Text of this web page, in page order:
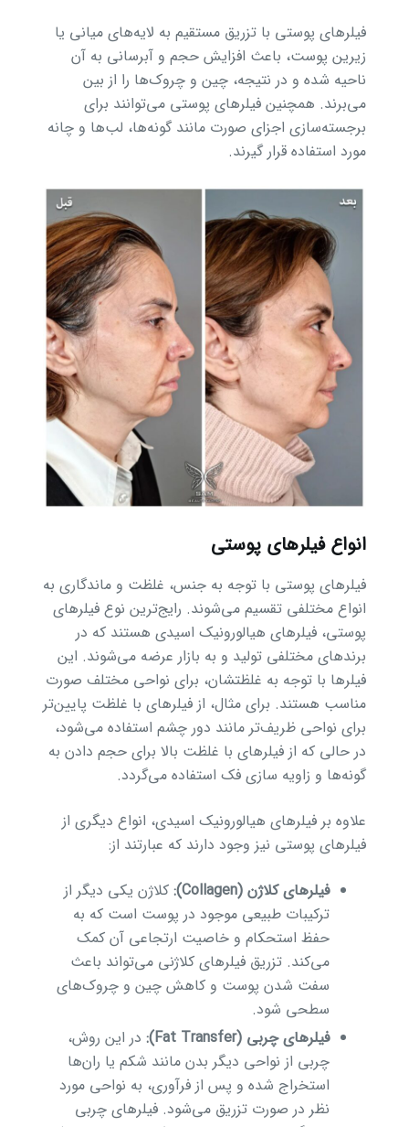
فیلرهای پوستی با تزریق مستقیم به لایه‌های میانی یا
زیرین پوست، باعث افزایش حجم و آبرسانی به آن
ناحیه شده و در نتیجه، چین و چروک‌ها را از بین
می‌برند. همچنین فیلرهای پوستی می‌توانند برای
برجسته‌سازی اجزای صورت مانند گونه‌ها، لب‌ها و چانه
مورد استفاده قرار گیرند.
انواع فیلرهای پوستی
فیلرهای پوستی با توجه به جنس، غلظت و ماندگاری به
انواع مختلفی تقسیم می‌شوند. رایج‌ترین نوع فیلرهای
پوستی، فیلرهای هیالورونیک اسیدی هستند که در
برندهای مختلفی تولید و به بازار عرضه می‌شوند. این
فیلرها با توجه به غلظتشان، برای نواحی مختلف صورت
مناسب هستند. برای مثال، از فیلرهای با غلظت پایین‌تر
برای نواحی ظریف‌تر مانند دور چشم استفاده می‌شود،
در حالی که از فیلرهای با غلظت بالا برای حجم دادن به
گونه‌ها و زاویه سازی فک استفاده می‌گردد.
علاوه بر فیلرهای هیالورونیک اسیدی، انواع دیگری از
فیلرهای پوستی نیز وجود دارند که عبارتند از:
فیلرهای کلاژن (Collagen):
کلاژن یکی دیگر از
ترکیبات طبیعی موجود در پوست است که به
حفظ استحکام و خاصیت ارتجاعی آن کمک
می‌کند. تزریق فیلرهای کلاژنی می‌تواند باعث
سفت شدن پوست و کاهش چین و چروک‌های
سطحی شود.
فیلرهای چربی (Fat Transfer):
در این روش،
چربی از نواحی دیگر بدن مانند شکم یا ران‌ها
استخراج شده و پس از فرآوری، به نواحی مورد
نظر در صورت تزریق می‌شود. فیلرهای چربی